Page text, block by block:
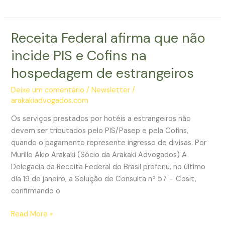
vistos
a
não
incidência
de
PIS/Cofins
na
hospedagem
de
estrangeiros
Receita Federal afirma que não
incide PIS e Cofins na
hospedagem de estrangeiros
Deixe um comentário /Newsletter /
arakakiadvogados.com
Os serviços prestados por hotéis a estrangeiros não
devem ser tributados pelo PIS/Pasep e pela Cofins,
quando o pagamento represente ingresso de divisas. Por
Murillo Akio Arakaki (Sócio da Arakaki Advogados) A
Delegacia da Receita Federal do Brasil proferiu, no último
dia 19 de janeiro, a Solução de Consulta nº 57 – Cosit,
confirmando o
Receita
Read More »